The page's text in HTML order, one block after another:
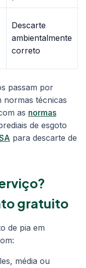
Descarte
ambientalmente
correto
passam por
normas técnicas
as normas
de esgoto
para descarte de
gratuito
de pia em
média ou